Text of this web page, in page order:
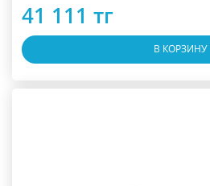
41 111 тг
В КОРЗИНУ